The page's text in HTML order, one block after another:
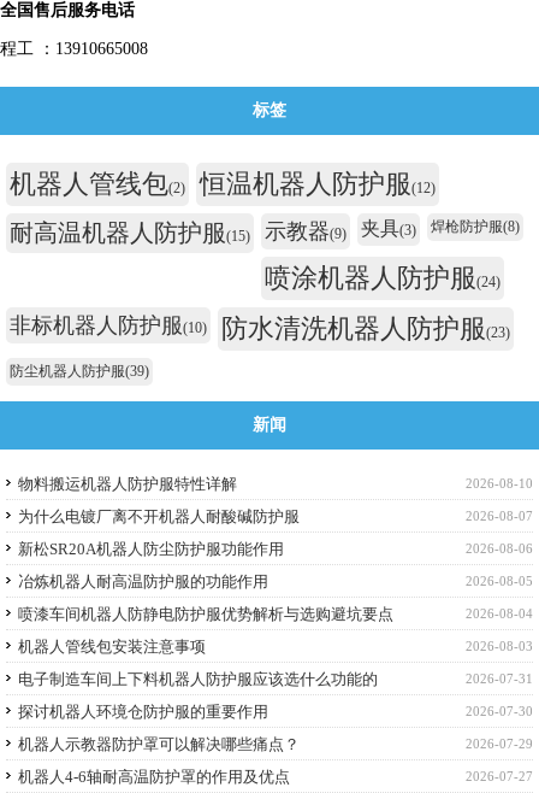
全国售后服务电话
程工 ：13910665008
标签
机器人管线包(2) 恒温机器人防护服(12)
耐高温机器人防护服(15) 示教器(9) 夹具(3) 焊枪防护服(8)
喷涂机器人防护服(24)
非标机器人防护服(10) 防水清洗机器人防护服(23)
防尘机器人防护服(39)
新闻
2026-08-10
物料搬运机器人防护服特性详解
2026-08-07
为什么电镀厂离不开机器人耐酸碱防护服
2026-08-06
新松SR20A机器人防尘防护服功能作用
2026-08-05
冶炼机器人耐高温防护服的功能作用
2026-08-04
喷漆车间机器人防静电防护服优势解析与选购避坑要点
2026-08-03
机器人管线包安装注意事项
2026-07-31
电子制造车间上下料机器人防护服应该选什么功能的
2026-07-30
探讨机器人环境仓防护服的重要作用
2026-07-29
机器人示教器防护罩可以解决哪些痛点？
2026-07-27
机器人4-6轴耐高温防护罩的作用及优点